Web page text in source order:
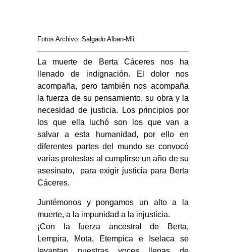
Fotos Archivo: Salgado Alban-Mli.
La muerte de Berta Cáceres nos ha
llenado de indignación. El dolor nos
acompaña, pero también nos acompaña
la fuerza de su pensamiento, su obra y la
necesidad de justicia. Los principios por
los que ella luchó son los que van a
salvar a esta humanidad, por ello en
diferentes partes del mundo se convocó
varias protestas al cumplirse un año de su
asesinato, para exigir justicia para Berta
Cáceres.
Juntémonos y pongamos un alto a la
muerte, a la impunidad a la injusticia.
¡Con la fuerza ancestral de Berta,
Lempira, Mota, Etempica e Iselaca se